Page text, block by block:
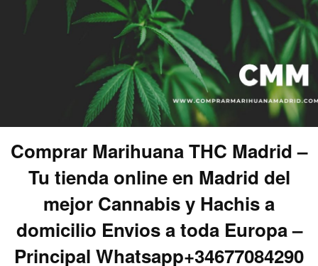
Comprar Marihuana THC Madrid –
Tu tienda online en Madrid del
mejor Cannabis y Hachis a
domicilio Envios a toda Europa –
Principal Whatsapp+34677084290